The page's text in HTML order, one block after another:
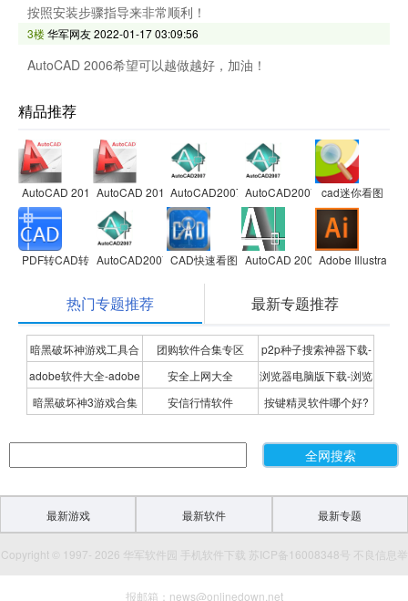
按照安装步骤指导来非常顺利！
3楼华军网友2022-01-17 03:09:56
AutoCAD 2006希望可以越做越好，加油！
精品推荐
AutoCAD 2010AutoCAD 2010AutoCAD2007 AutoCAD2007 cad迷你看图
PDF转CAD转换器软件
AutoCAD2007 CAD快速看图 AutoCAD 2004Adobe Illustrator
热门专题推荐 最新专题推荐
暗黑破坏神游戏工具合
集
团购软件合集专区
p2p种子搜索神器下载-
P2P种子搜索神器专题
adobe软件大全-adobe
全系列软件下载-adobe
安全上网大全
浏览器电脑版下载-浏览
器下载合集
暗黑破坏神3游戏合集 安信行情软件
按键精灵软件哪个好?
最新游戏 最新软件 最新专题
Copyright © 1997- 2026 华军软件园 手机软件下载 苏ICP备16008348号 不良信息举
报邮箱：news@onlinedown.net